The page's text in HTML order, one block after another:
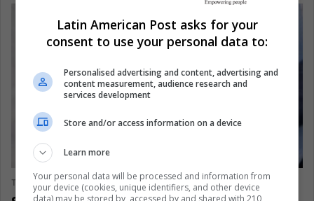
The Latin American Post Staff August 20, 2025 5,175
Latin American Post asks for your
consent to use your personal data to:
Personalised advertising and content, advertising and
content measurement, audience research and
services development
Store and/or access information on a device
Learn more
Your personal data will be processed and information from
your device (cookies, unique identifiers, and other device
data) may be stored by, accessed by and shared with 210